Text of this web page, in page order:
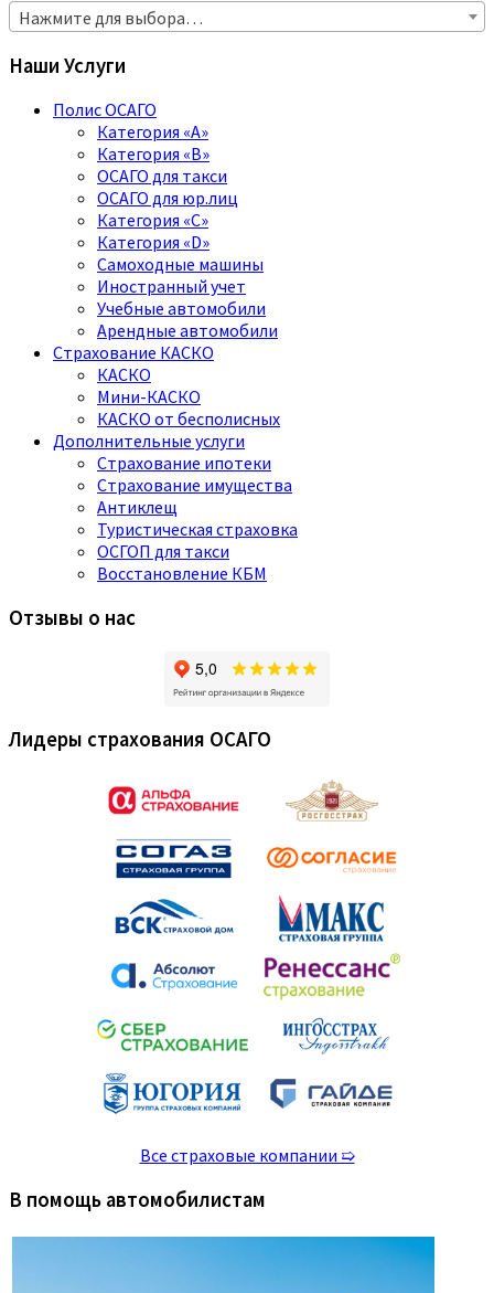
Нажмите для выбора…
Наши Услуги
Полис ОСАГО
Категория «A»
Категория «B»
ОСАГО для такси
ОСАГО для юр.лиц
Категория «C»
Категория «D»
Самоходные машины
Иностранный учет
Учебные автомобили
Арендные автомобили
Страхование КАСКО
КАСКО
Мини-КАСКО
КАСКО от бесполисных
Дополнительные услуги
Страхование ипотеки
Страхование имущества
Антиклещ
Туристическая страховка
ОСГОП для такси
Восстановление КБМ
Отзывы о нас
Лидеры страхования ОСАГО
Все страховые компании ➯
В помощь автомобилистам